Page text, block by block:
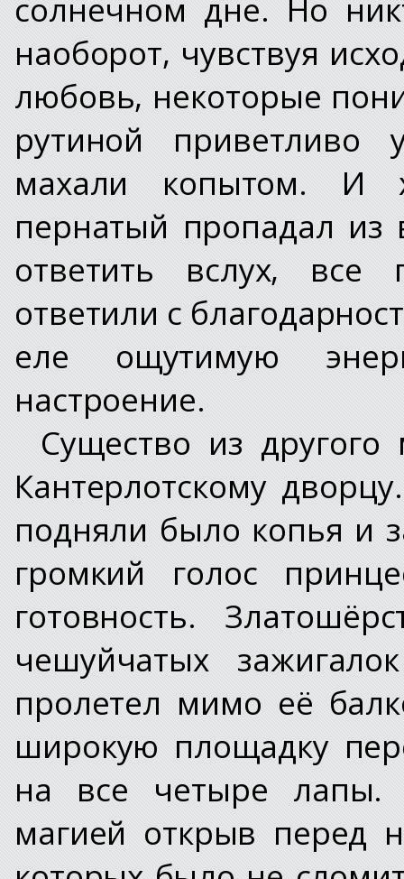
солнечном дне. Но
наоборот, чувствуя
любовь, некоторые
рутиной приветливо
махали копытом. И
пернатый пропадал
ответить вслух,
ответили с
еле ощутимую
настроение.
Существо из
Кантерлотскому
подняли было копья и
громкий голос
готовность.
чешуйчатых
пролетел мимо её
широкую площадку
на все четыре лапы.
магией открыв перед